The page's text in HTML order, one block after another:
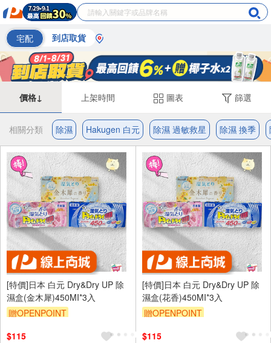
宅配 到店取貨
價格↓ 上架時間 圖表 篩選
相關分類 除濕 Hakugen 白元 除濕 過敏救星 除濕 換季
[特價]日本 白元 Dry&Dry UP 除
濕盒(金木犀)450MI*3入
贈OPENPOINT
$115
[特價]日本 白元 Dry&Dry UP 除
濕盒(花香)450MI*3入
贈OPENPOINT
$115